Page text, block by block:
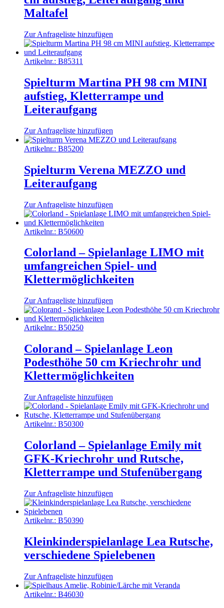
Maltafel
Zur Anfrageliste hinzufügen
Artikelnr.: B85311
Spielturm Martina PH 98 cm MINI
aufstieg, Kletterrampe und
Leiteraufgang
Zur Anfrageliste hinzufügen
Artikelnr.: B85200
Spielturm Verena MEZZO und
Leiteraufgang
Zur Anfrageliste hinzufügen
Artikelnr.: B50600
Colorland – Spielanlage LIMO mit
umfangreichen Spiel- und
Klettermöglichkeiten
Zur Anfrageliste hinzufügen
Artikelnr.: B50250
Colorand – Spielanlage Leon
Podesthöhe 50 cm Kriechrohr und
Klettermöglichkeiten
Zur Anfrageliste hinzufügen
Artikelnr.: B50300
Colorland – Spielanlage Emily mit
GFK-Kriechrohr und Rutsche,
Kletterrampe und Stufenübergang
Zur Anfrageliste hinzufügen
Artikelnr.: B50390
Kleinkinderspielanlage Lea Rutsche,
verschiedene Spielebenen
Zur Anfrageliste hinzufügen
Artikelnr.: B46030